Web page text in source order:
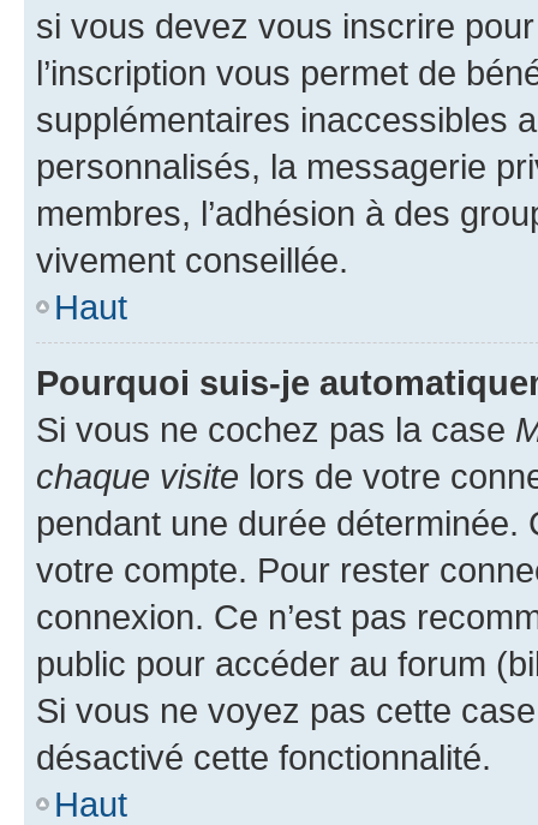
si vous devez vous inscrire
l’inscription vous permet de
supplémentaires inaccessibles
personnalisés, la messagerie
membres, l’adhésion à des
vivement conseillée.
Haut
Pourquoi suis-je
Si vous ne cochez pas la case
chaque visite lors de votre
pendant une durée déterminée.
votre compte. Pour rester
connexion. Ce n’est pas
public pour accéder au forum
Si vous ne voyez pas cette
désactivé cette fonctionnalité.
Haut